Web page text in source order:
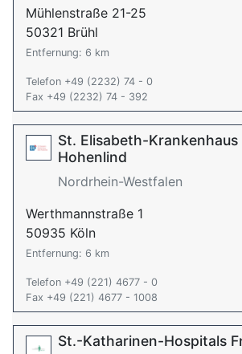
Mühlenstraße 21-25
50321 Brühl
Entfernung: 6 km
Telefon +49 (2232) 74 - 0
Fax +49 (2232) 74 - 392
St. Elisabeth-Krankenhaus
Hohenlind
Nordrhein-Westfalen
Werthmannstraße 1
50935 Köln
Entfernung: 6 km
Telefon +49 (221) 4677 - 0
Fax +49 (221) 4677 - 1008
St.-Katharinen-Hospitals